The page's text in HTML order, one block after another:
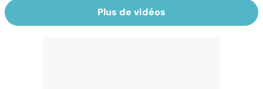
Plus de vidéos